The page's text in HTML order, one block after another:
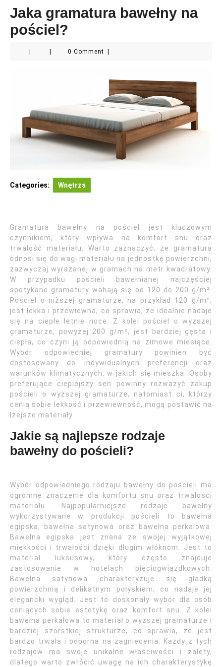
Jaka gramatura bawełny na
pościel?
0 Comment
Categories: Wnętrza
Gramatura bawełny na pościel jest kluczowym
czynnikiem, który wpływa na komfort snu oraz
trwałość materiału. Warto zaznaczyć, że gramatura
odnosi się do wagi materiału na jednostkę powierzchni,
zazwyczaj wyrażanej w gramach na metr kwadratowy.
W przypadku pościeli bawełnianej najczęściej
spotykane gramatury wahają się od 120 do 200 g/m².
Pościel o niższej gramaturze, na przykład 120 g/m²,
jest lekka i przewiewna, co sprawia, że idealnie nadaje
się na ciepłe letnie noce. Z kolei pościel o wyższej
gramaturze, powyżej 200 g/m², jest bardziej gęsta i
ciepła, co czyni ją odpowiednią na zimowe miesiące.
Wybór odpowiedniej gramatury powinien być
dostosowany do indywidualnych preferencji oraz
warunków klimatycznych, w jakich się mieszka. Osoby
preferujące cieplejszy sen powinny rozważyć zakup
pościeli o wyższej gramaturze, natomiast ci, którzy
cenią sobie lekkość i przewiewność, mogą postawić na
lżejsze materiały.
Jakie są najlepsze rodzaje
bawełny do pościeli?
Wybór odpowiedniego rodzaju bawełny do pościeli ma
ogromne znaczenie dla komfortu snu oraz trwałości
materiału. Najpopularniejsze rodzaje bawełny
wykorzystywane w produkcji pościeli to bawełna
egipska, bawełna satynowa oraz bawełna perkalowa.
Bawełna egipska jest znana ze swojej wyjątkowej
miękkości i trwałości dzięki długim włóknom. Jest to
materiał luksusowy, który często znajduje
zastosowanie w hotelach pięciogwiazdkowych.
Bawełna satynowa charakteryzuje się gładką
powierzchnią i delikatnym połyskiem, co nadaje jej
elegancki wygląd. Jest to doskonały wybór dla osób
ceniących sobie estetykę oraz komfort snu. Z kolei
bawełna perkalowa to materiał o wyższej gramaturze i
bardziej szorstkiej strukturze, co sprawia, że jest
bardzo trwała i odporna na zagniecenia. Każdy z tych
rodzajów ma swoje unikalne właściwości i zalety,
dlatego warto zwrócić uwagę na ich charakterystykę